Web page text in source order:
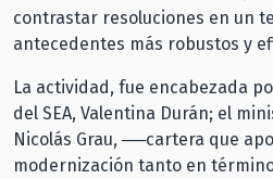
contrastar resoluciones en un
antecedentes más robustos y
La actividad, fue encabezada
del SEA, Valentina Durán; el
Nicolás Grau, ──cartera que
modernización tanto en